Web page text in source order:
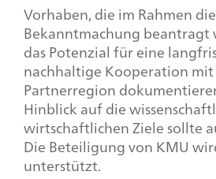
Vorhaben, die im Rahmen
Bekanntmachung beantragt
das Potenzial für eine
nachhaltige Kooperation
Partnerregion
Hinblick auf die
wirtschaftlichen Ziele sollte
Die Beteiligung von KMU
unterstützt.